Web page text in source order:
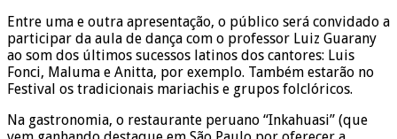
Entre uma e outra apresentação, o público será convidado a
participar da aula de dança com o professor Luiz Guarany
ao som dos últimos sucessos latinos dos cantores: Luis
Fonci, Maluma e Anitta, por exemplo. Também estarão no
Festival os tradicionais mariachis e grupos folclóricos.
Na gastronomia, o restaurante peruano “Inkahuasi” (que